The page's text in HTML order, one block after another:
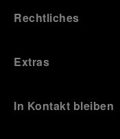
Rechtliches
Extras
In Kontakt bleiben